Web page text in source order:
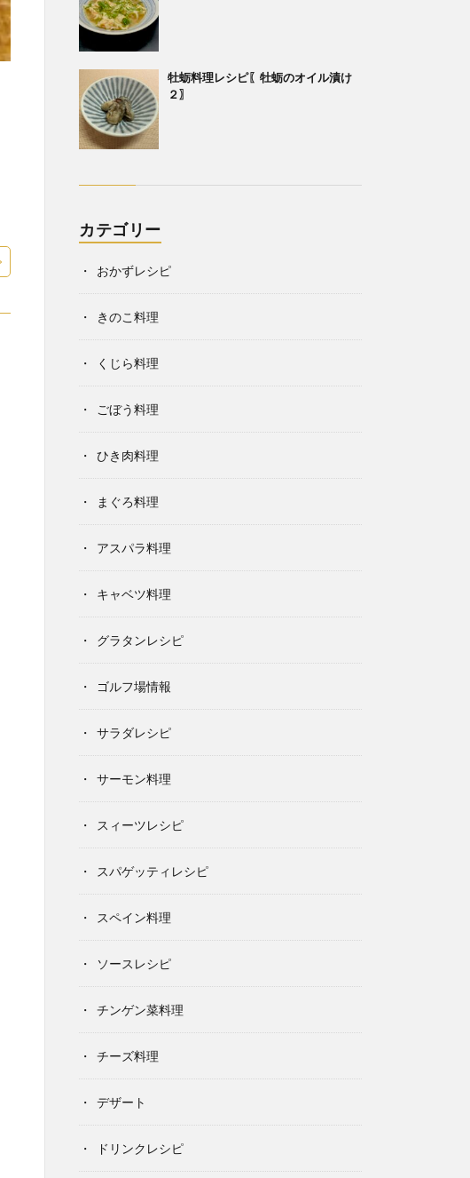
牡蛎料理レシピ〖牡蛎のオイル漬け
２〗
カテゴリー
おかずレシピ
きのこ料理
くじら料理
ごぼう料理
ひき肉料理
まぐろ料理
アスパラ料理
キャベツ料理
グラタンレシピ
ゴルフ場情報
サラダレシピ
サーモン料理
スィーツレシピ
スパゲッティレシピ
スペイン料理
ソースレシピ
チンゲン菜料理
チーズ料理
デザート
ドリンクレシピ